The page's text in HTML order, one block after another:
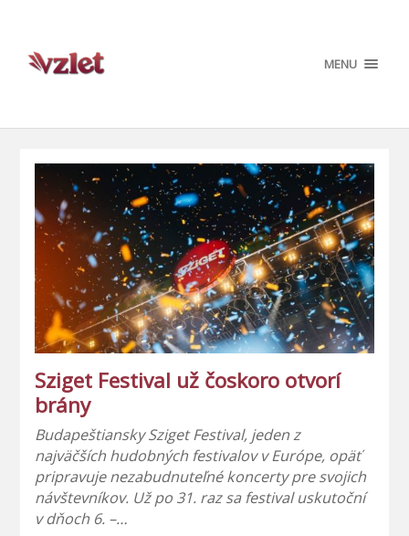
MENU
Sziget Festival už čoskoro otvorí
brány
Budapeštiansky Sziget Festival, jeden z
najväčších hudobných festivalov v Európe, opäť
pripravuje nezabudnuteľné koncerty pre svojich
návštevníkov. Už po 31. raz sa festival uskutoční
v dňoch 6. –…